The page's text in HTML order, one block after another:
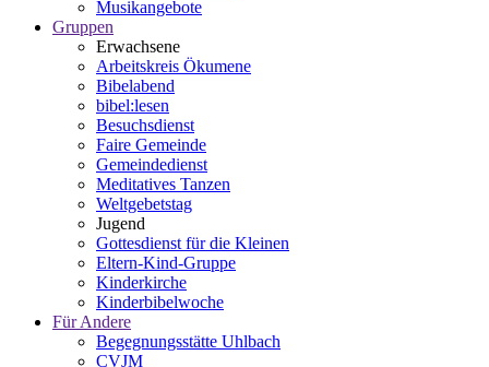
Musikangebote
Gruppen
Erwachsene
Arbeitskreis Ökumene
Bibelabend
bibel:lesen
Besuchsdienst
Faire Gemeinde
Gemeindedienst
Meditatives Tanzen
Weltgebetstag
Jugend
Gottesdienst für die Kleinen
Eltern-Kind-Gruppe
Kinderkirche
Kinderbibelwoche
Für Andere
Begegnungsstätte Uhlbach
CVJM